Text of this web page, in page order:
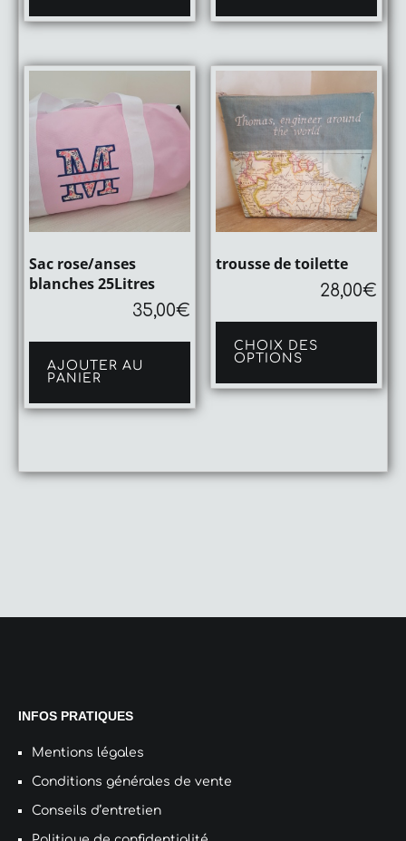
Sac rose/anses
blanches 25Litres
35,00€
AJOUTER AU
PANIER
trousse de toilette
28,00€
CHOIX DES
OPTIONS
Les
sur
INFOS PRATIQUES
Mentions légales
Conditions générales de vente
Conseils d’entretien